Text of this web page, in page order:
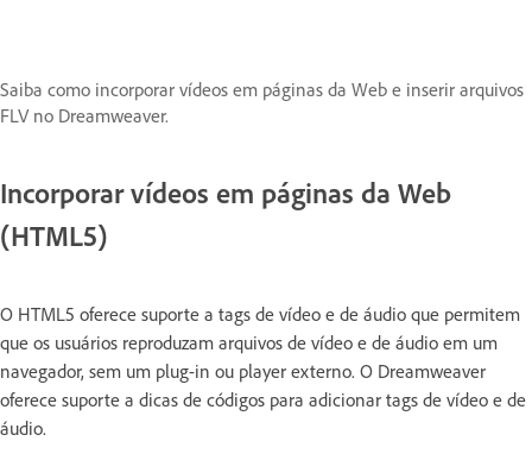
Saiba como incorporar vídeos em páginas da Web e inserir arquivos
FLV no Dreamweaver.
Incorporar vídeos em páginas da Web
(HTML5)
O HTML5 oferece suporte a tags de vídeo e de áudio que permitem
que os usuários reproduzam arquivos de vídeo e de áudio em um
navegador, sem um plug-in ou player externo. O Dreamweaver
oferece suporte a dicas de códigos para adicionar tags de vídeo e de
áudio.